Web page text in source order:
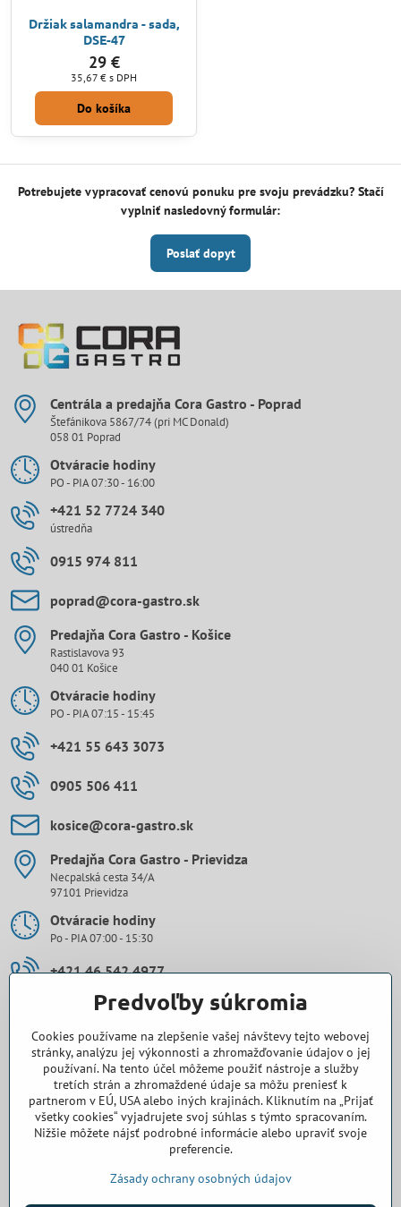
Držiak salamandra - sada,
DSE-47
29 €
35,67 € s DPH
Do košíka
Potrebujete vypracovať cenovú ponuku pre svoju prevádzku? Stačí
vyplniť nasledovný formulár:
Poslať dopyt
Centrála a predajňa Cora Gastro - Poprad
Štefánikova 5867/74 (pri MC Donald)
058 01 Poprad
Otváracie hodiny
PO - PIA 07:30 - 16:00
+421 52 7724 340
ústredňa
0915 974 811
poprad​@cora-gastro​.sk
Predajňa Cora Gastro - Košice
Rastislavova 93
040 01 Košice
Otváracie hodiny
PO - PIA 07:15 - 15:45
+421 55 643 3073
0905 506 411
kosice​@cora-gastro​.sk
Predajňa Cora Gastro - Prievidza
Necpalská cesta 34/A
97101 Prievidza
Otváracie hodiny
Po - PIA 07:00 - 15:30
+421 46 542 4977
0907 971 896
prievidza​@cora-gastro​.sk
Obchodné zastúpenie Cora Gastro - Bratislava
0918 345 325
Predvoľby súkromia
Cookies používame na zlepšenie vašej návštevy tejto webovej
stránky, analýzu jej výkonnosti a zhromažďovanie údajov o jej
používaní. Na tento účel môžeme použiť nástroje a služby
tretích strán a zhromaždené údaje sa môžu preniesť k
partnerom v EÚ, USA alebo iných krajinách. Kliknutím na „Prijať
všetky cookies“ vyjadrujete svoj súhlas s týmto spracovaním.
Nižšie môžete nájsť podrobné informácie alebo upraviť svoje
preferencie.
Zásady ochrany osobných údajov